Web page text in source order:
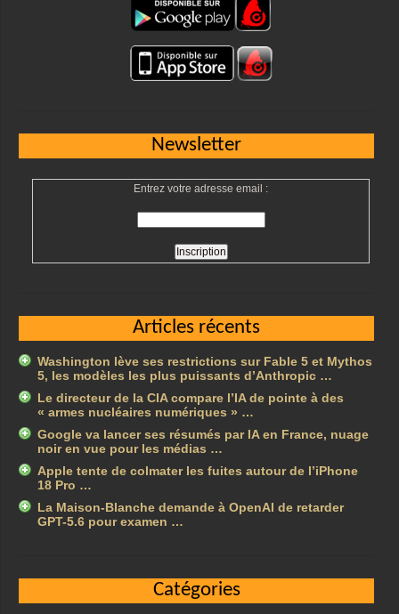
Newsletter
Entrez votre adresse email :
Articles récents
Washington lève ses restrictions sur Fable 5 et Mythos
5, les modèles les plus puissants d’Anthropic …
Le directeur de la CIA compare l’IA de pointe à des
« armes nucléaires numériques » …
Google va lancer ses résumés par IA en France, nuage
noir en vue pour les médias …
Apple tente de colmater les fuites autour de l’iPhone
18 Pro …
La Maison-Blanche demande à OpenAI de retarder
GPT-5.6 pour examen …
Catégories